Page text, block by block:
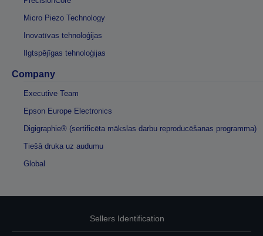
Micro Piezo Technology
Inovatīvas tehnoloģijas
Ilgtspējīgas tehnoloģijas
Company
Executive Team
Epson Europe Electronics
Digigraphie® (sertificēta mākslas darbu reproducēšanas programma)
Tiešā druka uz audumu
Global
Sellers Identification